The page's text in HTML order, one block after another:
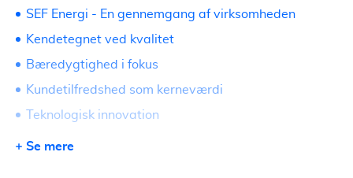
SEF Energi - En gennemgang af virksomheden
Kendetegnet ved kvalitet
Bæredygtighed i fokus
Kundetilfredshed som kerneværdi
Teknologisk innovation
Bidrag til samfundet
Se mere